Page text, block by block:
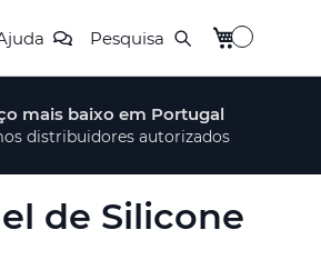
Pesquisa O Meu
mais baixo em Portugal
distribuidores autorizados
de Silicone